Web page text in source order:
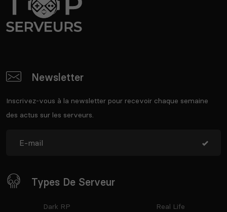
Newsletter
Inscrivez-vous à la newsletter pour recevoir chaque semaine
des actus sur les serveurs.
Types De Serveur
Dark RP
Real Life